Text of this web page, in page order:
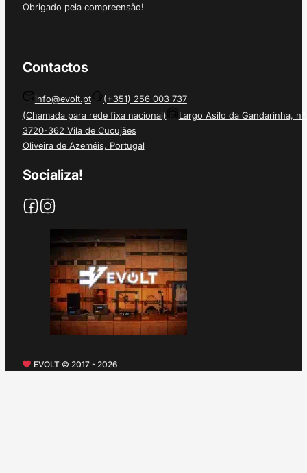
Obrigado pela compreensão!
Contactos
info@evolt.pt
(+351) 256 003 737
(Chamada para rede fixa nacional)
Largo Asilo da Gandarinha, nº
3720-362 Vila de Cucujães
Oliveira de Azeméis, Portugal
Socializa!
EVOLT © 2017 - 2026